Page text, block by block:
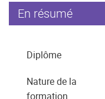
En résumé
Diplôme
Nature de la
formation